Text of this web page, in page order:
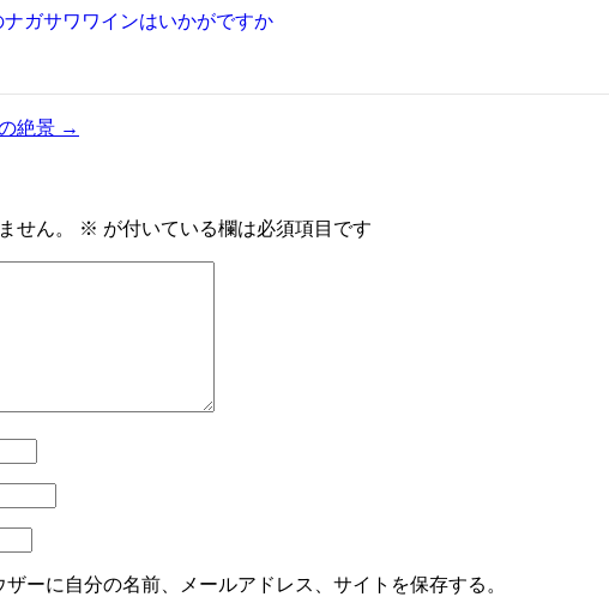
ガサワワインはいかがですか
絶景 →
せん。 ※ が付いている欄は必須項目です
ーに自分の名前、メールアドレス、サイトを保存する。